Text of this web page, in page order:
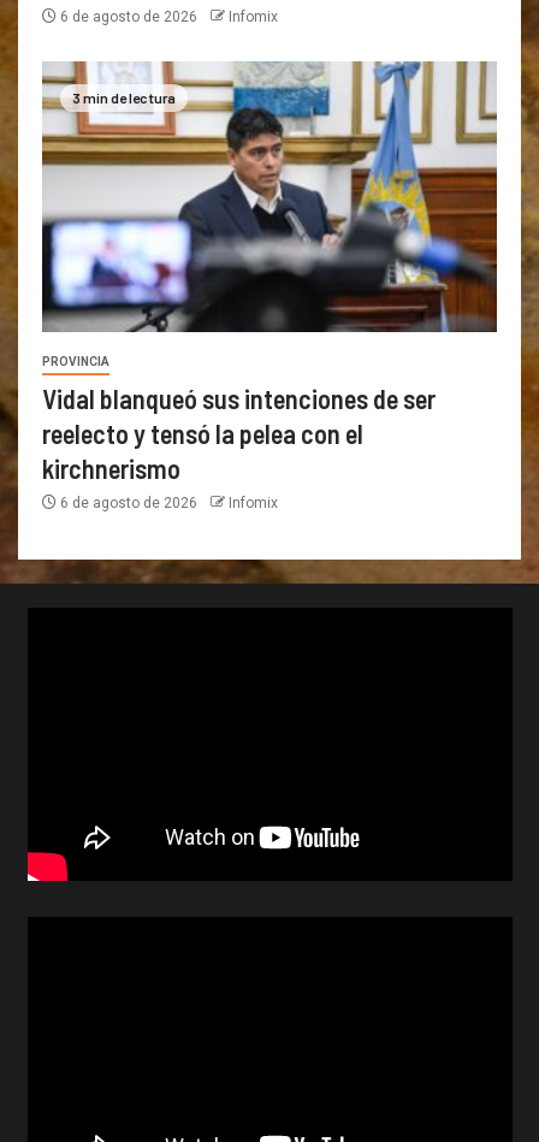
6 de agosto de 2026 Infomix
3 min de lectura
PROVINCIA
Vidal blanqueó sus intenciones de ser
reelecto y tensó la pelea con el
kirchnerismo
6 de agosto de 2026 Infomix